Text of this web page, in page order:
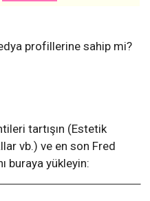
profillerine sahip mi?
tartışın (Estetik
vb.) ve en son Fred
buraya yükleyin: